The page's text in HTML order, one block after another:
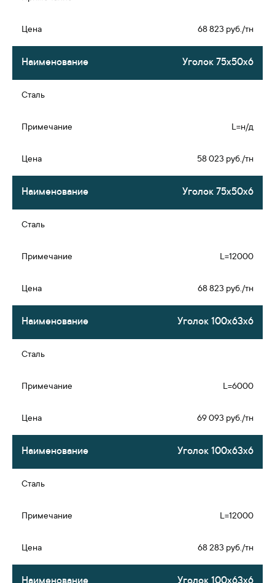
68 823 руб./тн
Уголок 75х50х6
L=н/д
58 023 руб./тн
Уголок 75х50х6
L=12000
68 823 руб./тн
Уголок 100х63х6
L=6000
69 093 руб./тн
Уголок 100х63х6
L=12000
68 283 руб./тн